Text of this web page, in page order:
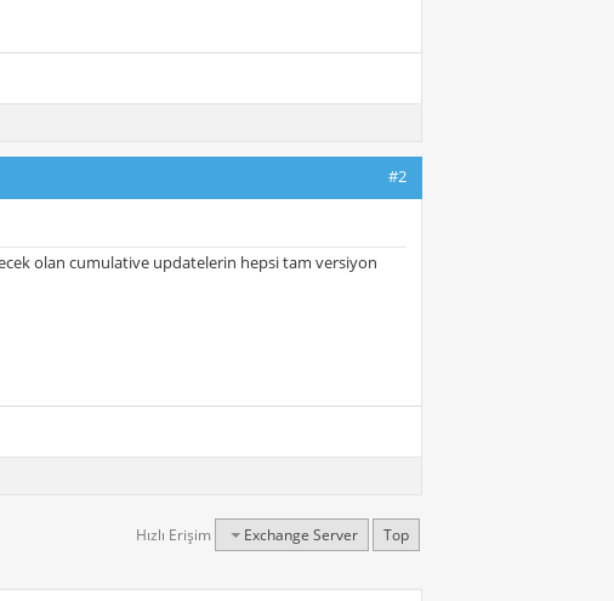
#2
olan cumulative updatelerin hepsi tam versiyon
Hızlı Erişim Exchange Server Top